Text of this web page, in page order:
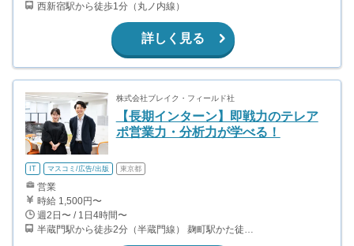
西新宿駅から徒歩1分（丸ノ内線）
詳しく見る
株式会社ブレイク・フィールド社
【長期インターン】即戦力のテレア
ポ営業力・分析力が学べる！
IT マスコミ/広告/出版 東京都
営業
時給 1,500円〜
週2日〜 / 1日4時間〜